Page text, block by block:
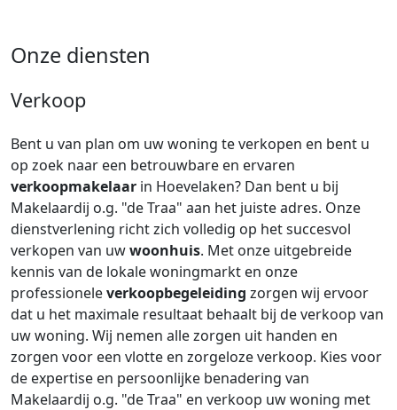
Onze diensten
Verkoop
Bent u van plan om uw woning te verkopen en bent u
op zoek naar een betrouwbare en ervaren
verkoopmakelaar in Hoevelaken? Dan bent u bij
Makelaardij o.g. "de Traa" aan het juiste adres. Onze
dienstverlening richt zich volledig op het succesvol
verkopen van uwwoonhuis. Met onze uitgebreide
kennis van de lokale woningmarkt en onze
professioneleverkoopbegeleiding zorgen wij ervoor
dat u het maximale resultaat behaalt bij de verkoop van
uw woning. Wij nemen alle zorgen uit handen en
zorgen voor een vlotte en zorgeloze verkoop. Kies voor
de expertise en persoonlijke benadering van
Makelaardij o.g. "de Traa" en verkoop uw woning met